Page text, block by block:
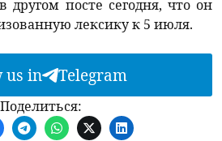
посте сегодня, что он
лексику к 5 июля.
us in Telegram
Поделиться: